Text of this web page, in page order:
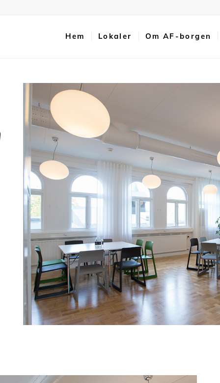
Hem Lokaler Om AF-borgen